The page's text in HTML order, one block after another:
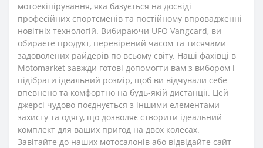
мотоекіпірування, яка базується на досвіді
професійних спортсменів та постійному впровадженні
новітніх технологій. Вибираючи UFO Vangcard, ви
обираєте продукт, перевірений часом та тисячами
задоволених райдерів по всьому світу. Наші фахівці в
Motomarket завжди готові допомогти вам з вибором і
підібрати ідеальний розмір, щоб ви відчували себе
впевнено та комфортно на будь-якій дистанції. Цей
джерсі чудово поєднується з іншими елементами
захисту та одягу, що дозволяє створити ідеальний
комплект для ваших пригод на двох колесах.
Завітайте до наших мотосалонів або відвідайте сайт